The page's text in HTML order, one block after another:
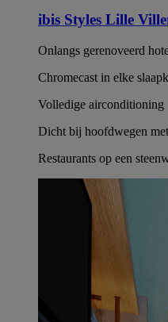
ibis Styles Lille
Onlangs gerenoveerd
Chromecast in elke
Volledige airconditioning
Dicht bij hoofdwegen
Restaurants op een